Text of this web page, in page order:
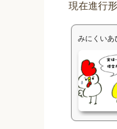
現在進行
みにくいあ